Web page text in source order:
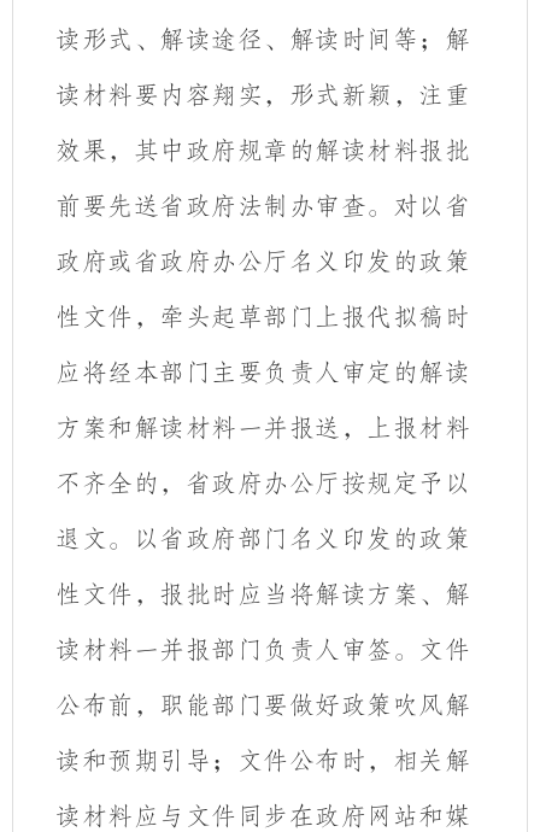
读形式、解读途径、解读时间等；解
读材料要内容翔实，形式新颖，注重
效果，其中政府规章的解读材料报批
前要先送省政府法制办审查。
对以省
政府或省政府办公厅名义印发的政策
性文件，牵头起草部门上报代拟稿时
应将经本部门主要负责人审定的解读
方案和解读材料一并报送，上报材料
不齐全的，省政府办公厅按规定予以
退文。以省政府部门名义印发的政策
性文件，报批时应当将解读方案、解
读材料一并报部门负责人审签。文件
公布前，职能部门要做好政策吹风解
读和预期引导；文件公布时，相关解
读材料应与文件同步在政府网站和媒